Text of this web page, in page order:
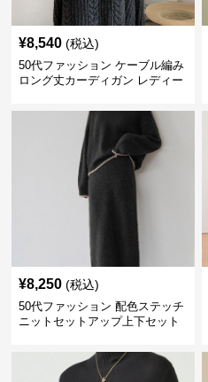
¥8,540 (税込)
50代ファッション ケーブル編み
ロング丈カーディガン レディー
¥8,250 (税込)
50代ファッション 配色ステッチ
ニットセットアップ上下セット